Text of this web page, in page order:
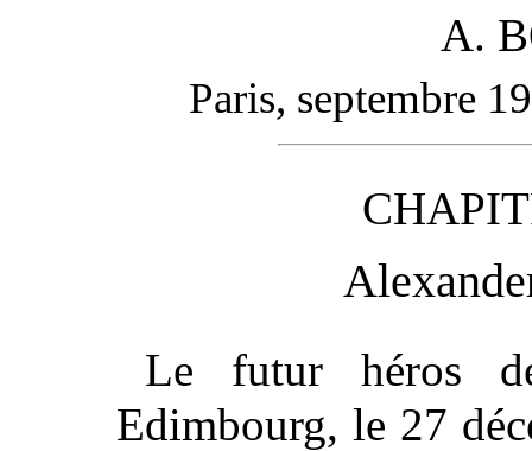
A.
Paris, septembre
Le futur héros
Edimbourg, le 27